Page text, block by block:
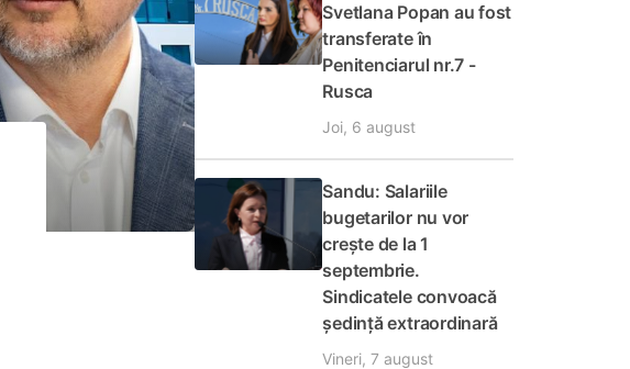
Svetlana Popan au fost
transferate în
Penitenciarul nr.7 -
Rusca
Joi, 6 august
Sandu: Salariile
bugetarilor nu vor
crește de la 1
septembrie.
Sindicatele convoacă
ședință extraordinară
Vineri, 7 august